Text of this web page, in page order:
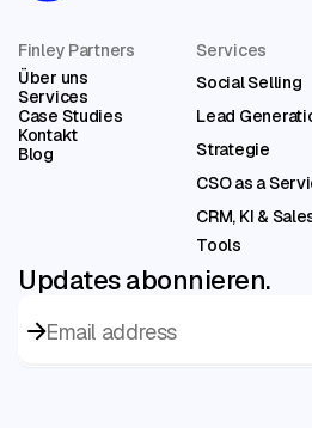
Finley Partners
Über uns
Services
Case Studies
Kontakt
Blog
Services
Social Selling
Lead
Strategie
CSO as a
CRM, KI &
Tools
Updates abonnieren.